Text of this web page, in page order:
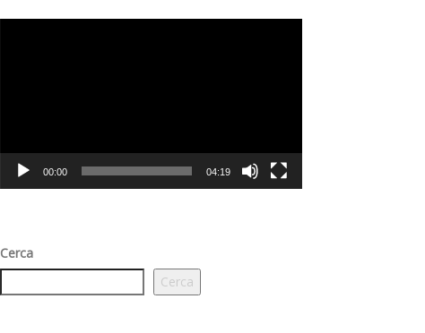
00:00 04:19
Cerca
Cerca